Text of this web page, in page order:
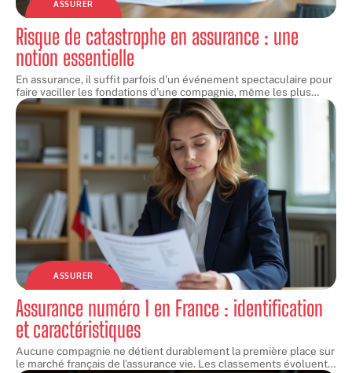
ASSURER
Risque de catastrophe en assurance : une
notion essentielle
En assurance, il suffit parfois d'un événement spectaculaire pour
faire vaciller les fondations d'une compagnie, même les plus…
ASSURER
Assurance numéro 1 en France : identification
et caractéristiques
Aucune compagnie ne détient durablement la première place sur
le marché français de l'assurance vie. Les classements évoluent…